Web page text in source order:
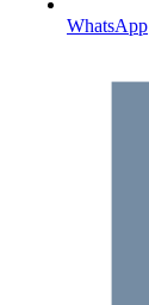
WhatsApp